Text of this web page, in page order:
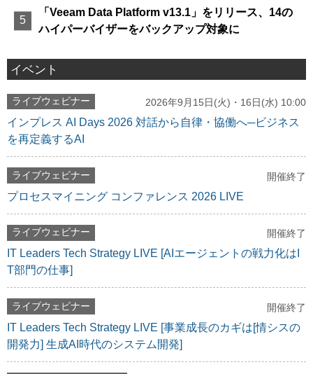
「Veeam Data Platform v13.1」をリリース、14の
ハイパーバイザーをバックアップ対象に
イベント
ライブウェビナー 2026年9月15日(火)・16日(水) 10:00
インプレス AI Days 2026 対話から自律・協働へ─ビジネス
を再定義するAI
ライブウェビナー 開催終了
プロセスマイニング コンファレンス 2026 LIVE
ライブウェビナー 開催終了
IT Leaders Tech Strategy LIVE [AIエージェントの戦力化はI
T部門の仕事]
ライブウェビナー 開催終了
IT Leaders Tech Strategy LIVE [事業成長のカギは[情シスの
開発力] 生成AI時代のシステム開発]